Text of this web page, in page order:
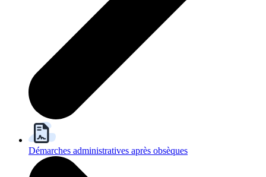
Démarches administratives après obsèques